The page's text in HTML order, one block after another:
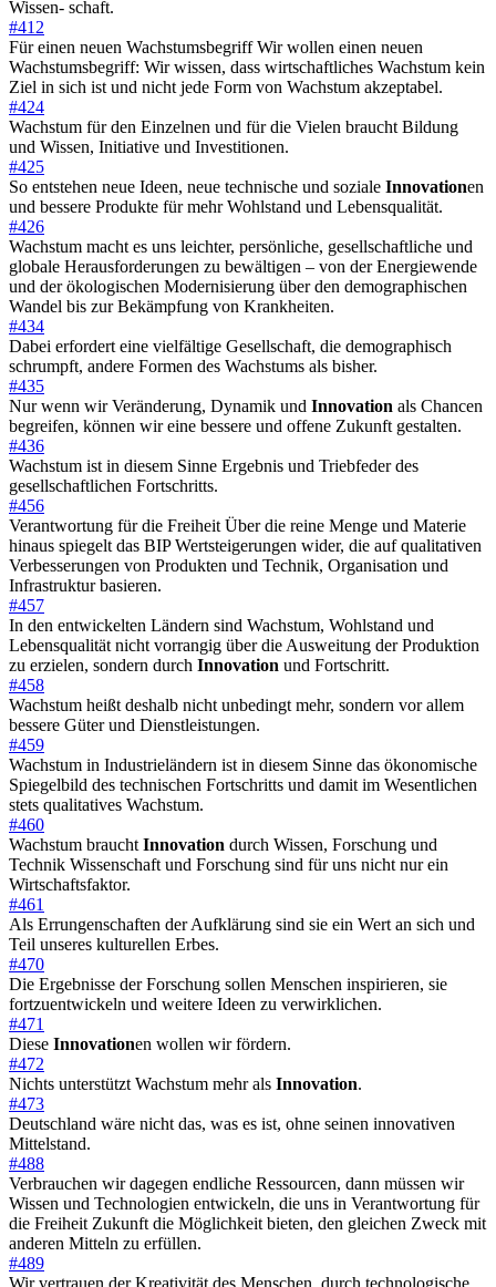
Wissen- schaft.
#412
Für einen neuen Wachstumsbegriff Wir wollen einen neuen
Wachstumsbegriff: Wir wissen, dass wirtschaftliches Wachstum kein
Ziel in sich ist und nicht jede Form von Wachstum akzeptabel.
#424
Wachstum für den Einzelnen und für die Vielen braucht Bildung
und Wissen, Initiative und Investitionen.
#425
So entstehen neue Ideen, neue technische und soziale Innovationen
und bessere Produkte für mehr Wohlstand und Lebensqualität.
#426
Wachstum macht es uns leichter, persönliche, gesellschaftliche und
globale Herausforderungen zu bewältigen – von der Energiewende
und der ökologischen Modernisierung über den demographischen
Wandel bis zur Bekämpfung von Krankheiten.
#434
Dabei erfordert eine vielfältige Gesellschaft, die demographisch
schrumpft, andere Formen des Wachstums als bisher.
#435
Nur wenn wir Veränderung, Dynamik und Innovation als Chancen
begreifen, können wir eine bessere und offene Zukunft gestalten.
#436
Wachstum ist in diesem Sinne Ergebnis und Triebfeder des
gesellschaftlichen Fortschritts.
#456
Verantwortung für die Freiheit Über die reine Menge und Materie
hinaus spiegelt das BIP Wertsteigerungen wider, die auf qualitativen
Verbesserungen von Produkten und Technik, Organisation und
Infrastruktur basieren.
#457
In den entwickelten Ländern sind Wachstum, Wohlstand und
Lebensqualität nicht vorrangig über die Ausweitung der Produktion
zu erzielen, sondern durch Innovation und Fortschritt.
#458
Wachstum heißt deshalb nicht unbedingt mehr, sondern vor allem
bessere Güter und Dienstleistungen.
#459
Wachstum in Industrieländern ist in diesem Sinne das ökonomische
Spiegelbild des technischen Fortschritts und damit im Wesentlichen
stets qualitatives Wachstum.
#460
Wachstum braucht Innovation durch Wissen, Forschung und
Technik Wissenschaft und Forschung sind für uns nicht nur ein
Wirtschaftsfaktor.
#461
Als Errungenschaften der Aufklärung sind sie ein Wert an sich und
Teil unseres kulturellen Erbes.
#470
Die Ergebnisse der Forschung sollen Menschen inspirieren, sie
fortzuentwickeln und weitere Ideen zu verwirklichen.
#471
Diese Innovationen wollen wir fördern.
#472
Nichts unterstützt Wachstum mehr als Innovation.
#473
Deutschland wäre nicht das, was es ist, ohne seinen innovativen
Mittelstand.
#488
Verbrauchen wir dagegen endliche Ressourcen, dann müssen wir
Wissen und Technologien entwickeln, die uns in Verantwortung für
die Freiheit Zukunft die Möglichkeit bieten, den gleichen Zweck mit
anderen Mitteln zu erfüllen.
#489